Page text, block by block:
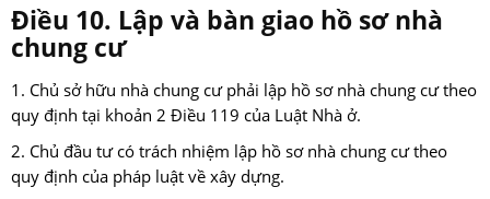
Điều 10. Lập và bàn giao hồ sơ nhà
chung cư
1. Chủ sở hữu nhà chung cư phải lập hồ sơ nhà chung cư theo
quy định tại khoản 2 Điều 119 của Luật Nhà ở.
2. Chủ đầu tư có trách nhiệm lập hồ sơ nhà chung cư theo
quy định của pháp luật về xây dựng.